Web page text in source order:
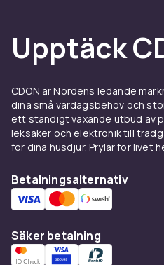
Upptäck
CDON är Nordens ledande
dina små vardagsbehov och
ett ständigt växande utbud av
leksaker och elektronik till
för dina husdjur. Prylar för livet
Betalningsalternativ
Säker betalning